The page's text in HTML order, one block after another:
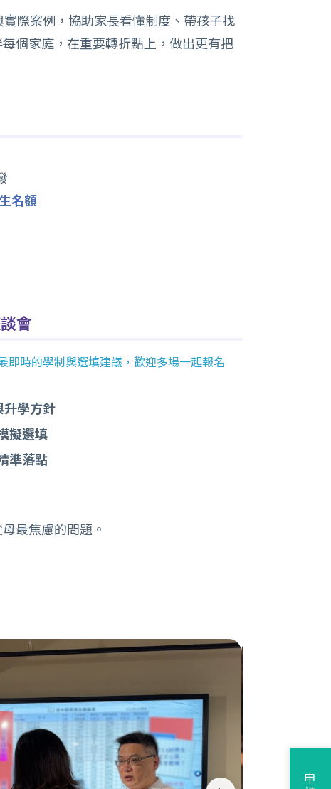
際案例，協助家長看懂制度、帶孩子找
個家庭，在重要轉折點上，做出更有把
名額
會
即時的學制與選填建議，歡迎多場一起報名
升學方針
擬選填
準落點
最焦慮的問題。